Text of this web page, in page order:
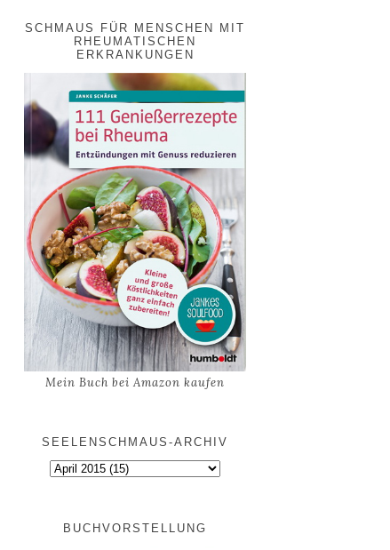
SCHMAUS FÜR MENSCHEN MIT
RHEUMATISCHEN
ERKRANKUNGEN
Mein Buch bei Amazon kaufen
SEELENSCHMAUS-ARCHIV
BUCHVORSTELLUNG